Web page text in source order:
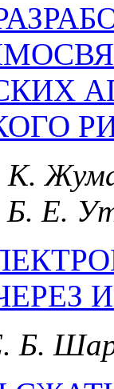
Б. Е.
Б.